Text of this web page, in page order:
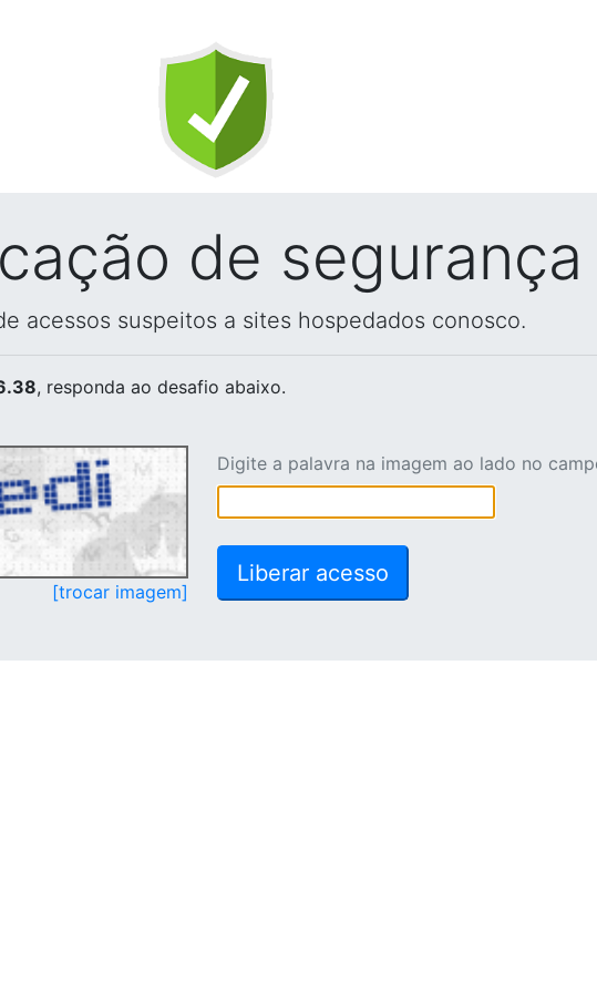
de segurança
acessos suspeitos a sites hospedados conosco.
, responda ao desafio abaixo.
[trocar imagem]
Digite a palavra na imagem ao lado no